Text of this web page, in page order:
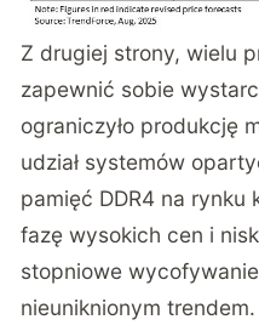
Z drugiej strony, wielu
zapewnić sobie
ograniczyło produkcję
udział systemów
pamięć DDR4 na rynku
fazę wysokich cen i
stopniowe
nieuniknionym